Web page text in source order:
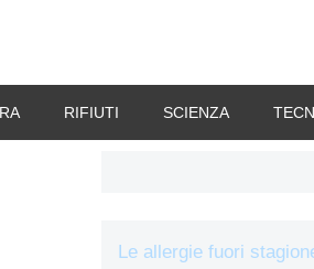
RIFIUTI SCIENZA
Le allergie fuori